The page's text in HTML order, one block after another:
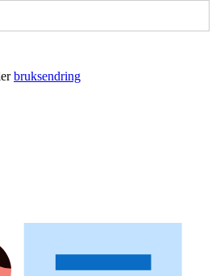
bruksendring